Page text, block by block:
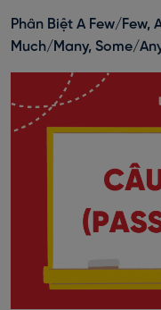
Phân Biệt A Few/
Much/Many, Some/